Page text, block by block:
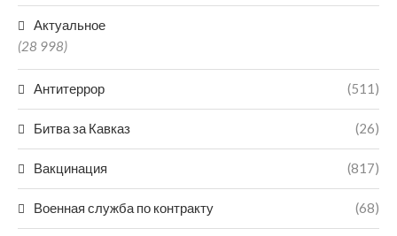
Актуальное
(28 998)
Антитеррор (511)
Битва за Кавказ (26)
Вакцинация (817)
Военная служба по контракту (68)